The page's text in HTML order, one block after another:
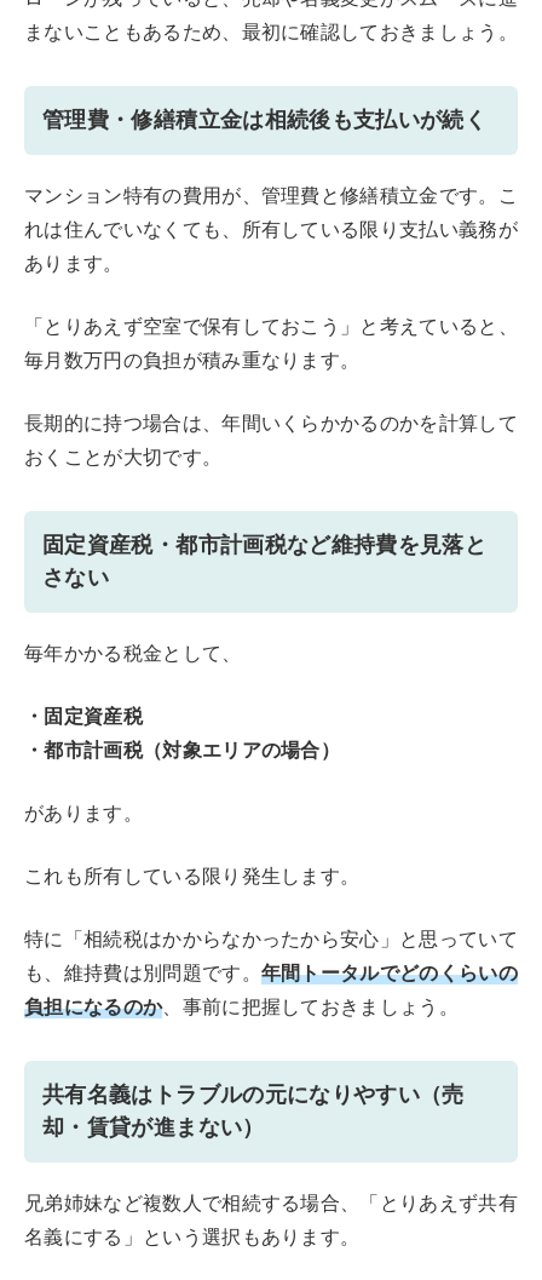
まないこともあるため、最初に確認しておきましょう。
管理費・修繕積立金は相続後も支払いが続く
マンション特有の費用が、管理費と修繕積立金です。こ
れは住んでいなくても、所有している限り支払い義務が
あります。
「とりあえず空室で保有しておこう」と考えていると、
毎月数万円の負担が積み重なります。
長期的に持つ場合は、年間いくらかかるのかを計算して
おくことが大切です。
固定資産税・都市計画税など維持費を見落と
さない
毎年かかる税金として、
・固定資産税
・都市計画税（対象エリアの場合）
があります。
これも所有している限り発生します。
特に「相続税はかからなかったから安心」と思っていて
も、維持費は別問題です。 年間トータルでどのくらいの
負担になるのか、事前に把握しておきましょう。
共有名義はトラブルの元になりやすい（売
却・賃貸が進まない）
兄弟姉妹など複数人で相続する場合、「とりあえず共有
名義にする」という選択もあります。